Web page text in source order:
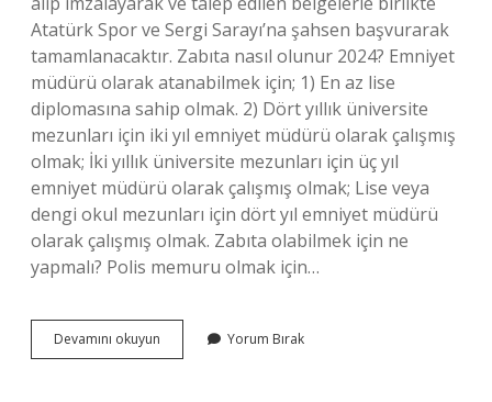
Atatürk Spor ve Sergi Sarayı’na şahsen başvurarak
tamamlanacaktır. Zabıta nasıl olunur 2024? Emniyet
müdürü olarak atanabilmek için; 1) En az lise
diplomasına sahip olmak. 2) Dört yıllık üniversite
mezunları için iki yıl emniyet müdürü olarak çalışmış
olmak; İki yıllık üniversite mezunları için üç yıl
emniyet müdürü olarak çalışmış olmak; Lise veya
dengi okul mezunları için dört yıl emniyet müdürü
olarak çalışmış olmak. Zabıta olabilmek için ne
yapmalı? Polis memuru olmak için…
Devamını okuyun
Olmak
Yorum Bırak